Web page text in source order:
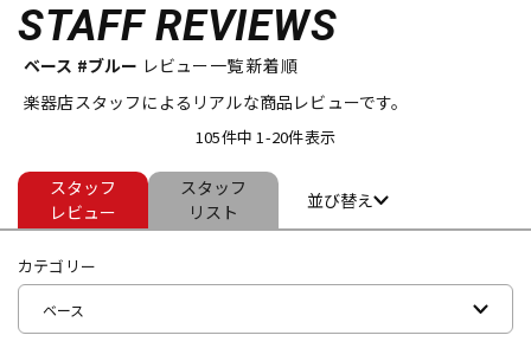
エレキギター
ベース ウクレレ
ドラム パーカッション
STAFF REVIEWS
ベース #ブルー レビュー一覧 新着順
楽器店スタッフによるリアルな商品レビューです。
105件中 1-20件表示
スタッフ
レビュー
スタッフ
リスト
並び替え
カテゴリー
ベース